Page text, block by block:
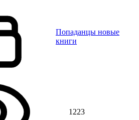
Попаданцы новые
книги
1223